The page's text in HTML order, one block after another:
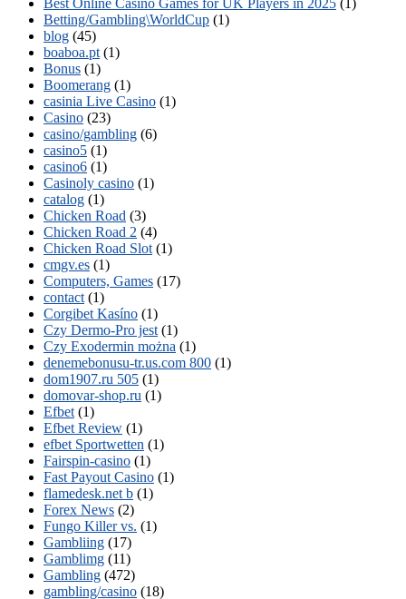
Betting/Gambling\WorldCup (1)
blog (45)
boaboa.pt (1)
Bonus (1)
Boomerang (1)
casinia Live Casino (1)
Casino (23)
casino/gambling (6)
casino5 (1)
casino6 (1)
Casinoly casino (1)
catalog (1)
Chicken Road (3)
Chicken Road 2 (4)
Chicken Road Slot (1)
cmgv.es (1)
Computers, Games (17)
contact (1)
Corgibet Kasíno (1)
Czy Dermo-Pro jest (1)
Czy Exodermin można (1)
denemebonusu-tr.us.com 800 (1)
dom1907.ru 505 (1)
domovar-shop.ru (1)
Efbet (1)
Efbet Review (1)
efbet Sportwetten (1)
Fairspin-casino (1)
Fast Payout Casino (1)
flamedesk.net b (1)
Forex News (2)
Fungo Killer vs. (1)
Gambliing (17)
Gamblimg (11)
Gambling (472)
gambling/casino (18)